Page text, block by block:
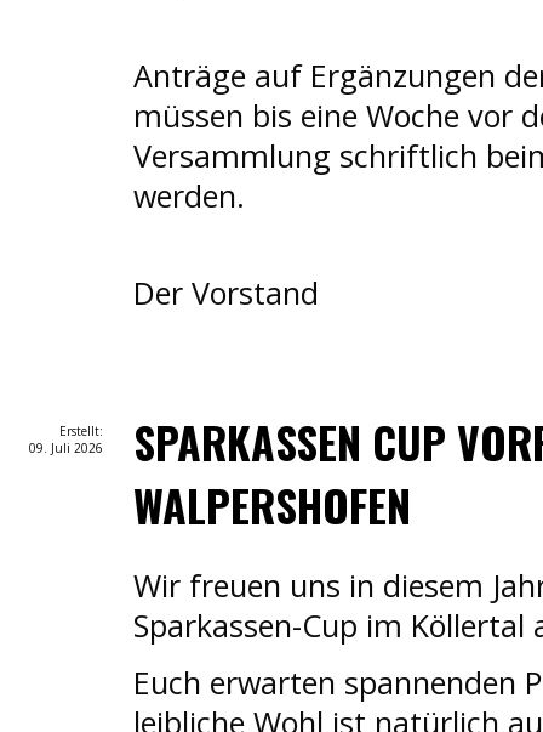
Anträge auf Ergänzungen
müssen bis eine Woche vor
Versammlung schriftlich
werden.
Der Vorstand
Erstellt:
09. Juli 2026
SPARKASSEN CUP
WALPERSHOFEN
Wir freuen uns in diesem
Sparkassen-Cup im
Euch erwarten spannenden
leibliche Wohl ist natürlich